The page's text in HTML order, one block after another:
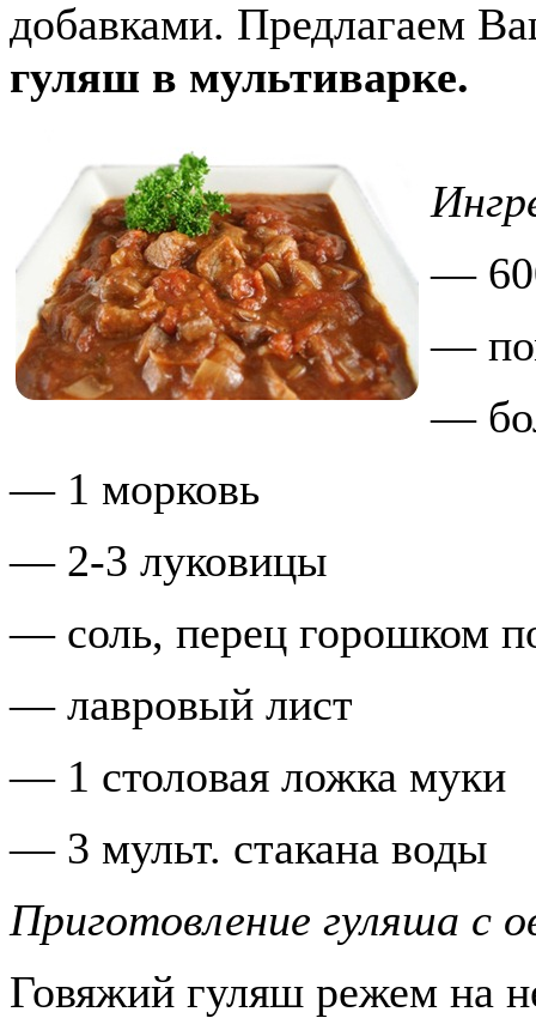
добавками. Предлагаем
гуляш в мультиварке.
—
—
—
— 1 морковь
— 2-3 луковицы
— соль, перец горошком
— лавровый лист
— 1 столовая ложка муки
— 3 мульт. стакана воды
Приготовление гуляша с
Говяжий гуляш режем на